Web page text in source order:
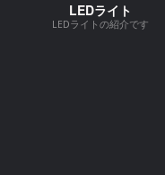
LEDライト
LEDライトの紹介です